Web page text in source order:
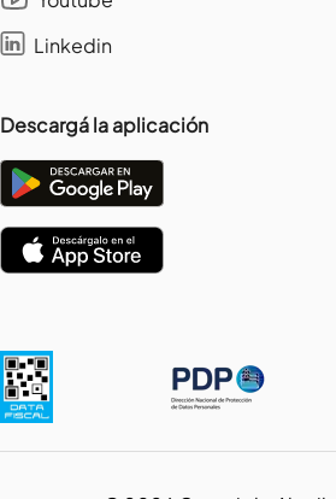
Linkedin
Descargá la aplicación